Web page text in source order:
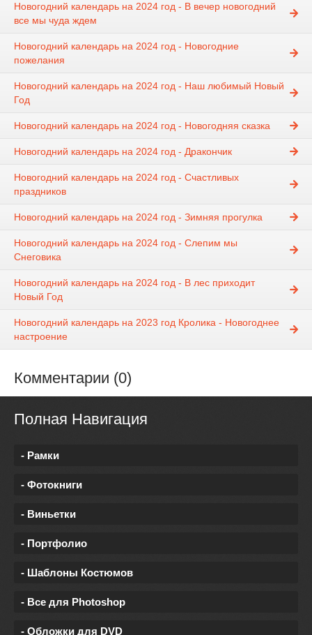
Новогодний календарь на 2024 год - В вечер новогодний
все мы чуда ждем
Новогодний календарь на 2024 год - Новогодние
пожелания
Новогодний календарь на 2024 год - Наш любимый Новый
Год
Новогодний календарь на 2024 год - Новогодняя сказка
Новогодний календарь на 2024 год - Дракончик
Новогодний календарь на 2024 год - Счастливых
праздников
Новогодний календарь на 2024 год - Зимняя прогулка
Новогодний календарь на 2024 год - Слепим мы
Снеговика
Новогодний календарь на 2024 год - В лес приходит
Новый Год
Новогодний календарь на 2023 год Кролика - Новогоднее
настроение
Комментарии (0)
Полная Навигация
- Рамки
- Фотокниги
- Виньетки
- Портфолио
- Шаблоны Костюмов
- Все для Photoshop
- Обложки для DVD